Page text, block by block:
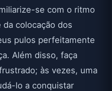
se com o ritmo
colocação dos
pulos perfeitamente
Além disso, faça
às vezes, uma
lo a conquistar